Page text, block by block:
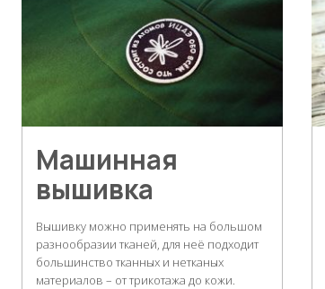
Машинная
вышивка
Вышивку можно применять на большом
разнообразии тканей, для неё подходит
большинство тканных и нетканых
материалов – от трикотажа до кожи.